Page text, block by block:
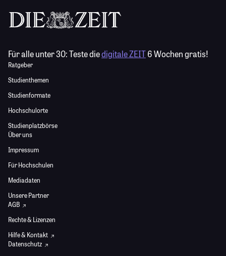
Für alle unter 30:Teste diedigitale ZEIT6 Wochen gratis!
Ratgeber
Studienthemen
Studienformate
Hochschulorte
Studienplatzbörse
Über uns
Impressum
Für Hochschulen
Mediadaten
Unsere Partner
AGB
Rechte & Lizenzen
Hilfe & Kontakt
Datenschutz